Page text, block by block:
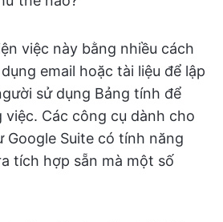
việc này bằng nhiều cách
email hoặc tài liệu để lập
sử dụng Bảng tính để
Các công cụ dành cho
Google Suite có tính năng
tích hợp sẵn mà một số